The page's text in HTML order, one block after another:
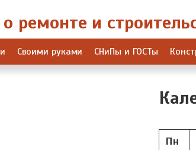
Своими руками СНиПы и ГОСТы
Пн